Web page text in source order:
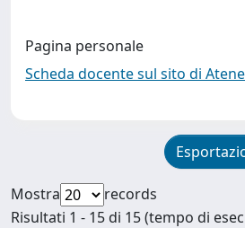
Pagina personale
Scheda docente sul sito di
Mostra
records
Risultati 1 - 15 di 15 (tempo di